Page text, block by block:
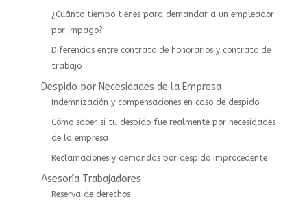
¿Cuánto tiempo tienes para demandar a un empleador
por impago?
Diferencias entre contrato de honorarios y contrato de
trabajo
Despido por Necesidades de la Empresa
Indemnización y compensaciones en caso de despido
Cómo saber si tu despido fue realmente por necesidades
de la empresa
Reclamaciones y demandas por despido improcedente
Asesoría Trabajadores
⁠⁠Reserva de derechos